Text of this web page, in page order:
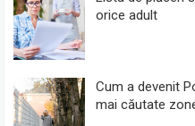
orice adult
Cum a devenit
mai căutate